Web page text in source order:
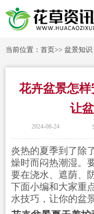
当前位置：首页>>盆景知识
花卉盆景怎
让
2024-08-24
炎热的夏季到了除
燥时而闷热潮湿。
要在浇水、遮荫、
下面小编和大家重
水技巧，让你的盆